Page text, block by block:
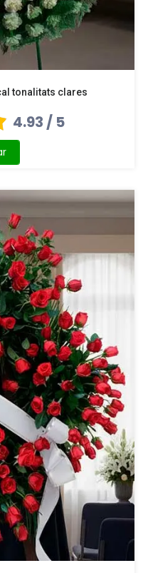
tonalitats clares
4.93 / 5